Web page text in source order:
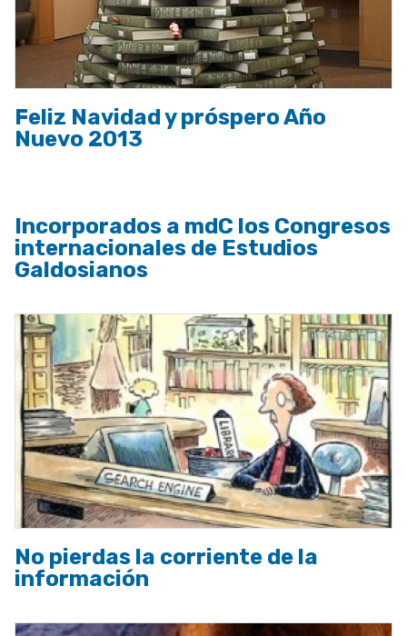
Feliz Navidad y próspero Año
Nuevo 2013
Incorporados a mdC los Congresos
internacionales de Estudios
Galdosianos
No pierdas la corriente de la
información